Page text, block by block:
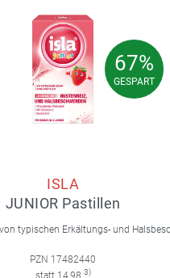
67%
GESPART
67%
GESPART
ISLA
JUNIOR Pastillen
PZN 17482440
statt 14,98 3)